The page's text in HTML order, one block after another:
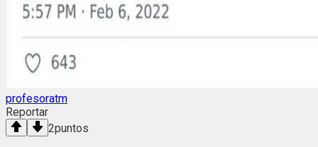
profesoratm
Reportar
2puntos